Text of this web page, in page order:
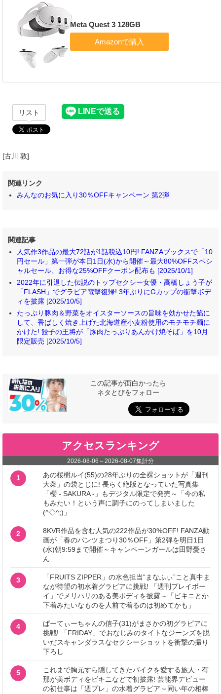
Meta Quest 3 128GB
リスト
[古川 敦]
関連リンク
みんなのお気に入り30％OFFキャンペーン 第2弾
関連記事
人気作3作品の最大72話が1話税込10円! FANZAブックスで「10
円セール」第一弾が本日1日(水)から開催～最大80%OFFスペシ
ャルセール、お得な25%OFFクーポン配布も [2025/10/1]
2022年に引退した伝説のトップセクシー女優・高橋しょう子が
「FLASH」でグラビア電撃復帰! 3年ぶりにGカップの衝撃ボデ
ィを披露 [2025/10/5]
たっぷり豚肉＆野菜をオイスターソースの旨味を効かせた餡に
して、香ばしく焼き上げた北海道産小麦粉使用のモチモチ麺に
かけた! 餃子の王将が「豚肉たっぷりあんかけ焼そば」を10月
限定販売 [2025/10/5]
この記事が面白かったら
ネタとぴをフォロー
アクセスランキング
2026-08-06 ～2026-08-07集計分
1
あの桜樹ルイ(55)の28年ぶりの全裸ショットが「週刊
大衆」の袋とじに! 長らく絶版となっていた写真集
「櫻 - SAKURA -」もデジタル限定で発売～「今の私
もみたい！という声に調子にのってしまいました
(^◇^;)」
2
8KVR作品を含む人気の222作品が30%OFF! FANZA動
画が「春のパンツまつり30％OFF」第2弾を明日1日
(水)朝9:59まで開催～キャンペーンガールは田野憂さ
ん
3
「FRUITS ZIPPER」の水色担当“まなふぃ”こと真中ま
なが待望の初水着グラビアに挑戦! 「週刊プレイボー
イ」でメリハリのある美ボディを披露～「ビキニとか
下着みたいなものを人前で着るのは初めてかも」
4
ぱーてぃーちゃんの信子(31)がまさかの初グラビアに
挑戦! 「FRIDAY」でおなじみのタイトなジーンズを脱
いだスキャンダラスなセクシーショットを衝撃の撮り
下ろし
5
これまで胸元すら隠してきたバイクを愛する旅人・有
那が美ボディをビキニなどで初披露! 芸能界デビュー
の初仕事は「週プレ」の水着グラビア～同い年の相棒